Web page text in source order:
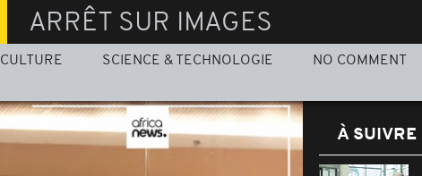
ARRÊT SUR IMAGES
CULTURE SCIENCE & TECHNOLOGIE NO COMMENT
À SUIVRE